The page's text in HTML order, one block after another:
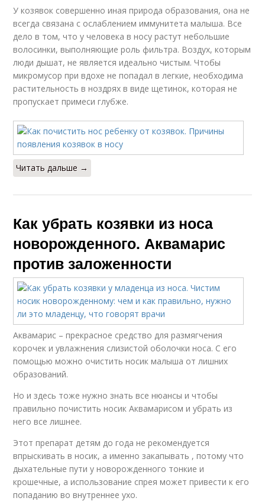
У козявок совершенно иная природа образования, она не
всегда связана с ослаблением иммунитета малыша. Все
дело в том, что у человека в носу растут небольшие
волосинки, выполняющие роль фильтра. Воздух, которым
люди дышат, не является идеально чистым. Чтобы
микромусор при вдохе не попадал в легкие, необходима
растительность в ноздрях в виде щетинок, которая не
пропускает примеси глубже.
Читать дальше →
Как убрать козявки из носа
новорожденного. Аквамарис
против заложенности
Аквамарис – прекрасное средство для размягчения
корочек и увлажнения слизистой оболочки носа. С его
помощью можно очистить носик малыша от лишних
образований.
Но и здесь тоже нужно знать все нюансы и чтобы
правильно почистить носик Аквамарисом и убрать из
него все лишнее.
Этот препарат детям до года не рекомендуется
впрыскивать в носик, а именно закапывать , потому что
дыхательные пути у новорожденного тонкие и
крошечные, а использование спрея может привести к его
попаданию во внутреннее ухо.